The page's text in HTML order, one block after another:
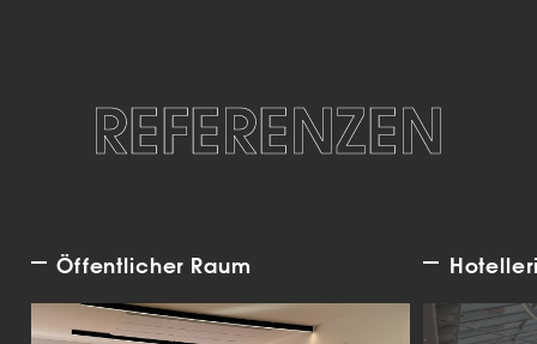
REFERENZEN
Öffentlicher Raum